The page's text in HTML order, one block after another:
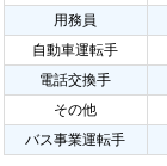
用務員
自動車運転手
電話交換手
その他
バス事業運転手